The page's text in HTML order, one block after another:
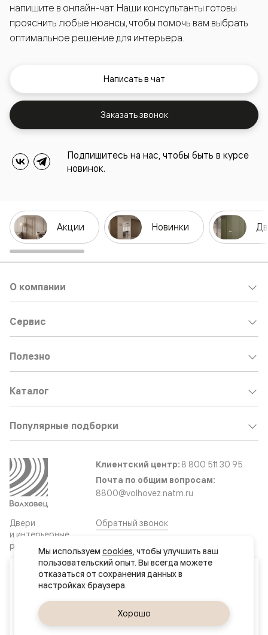
Ваш город
напишите в онлайн-чат. Наши консультанты готовы
прояснить любые нюансы, чтобы помочь вам выбрать
оптимальное решение для интерьера.
Написать в чат
Заказать звонок
Подпишитесь на нас, чтобы быть в курсе
новинок.
Акции Новинки
Двери
и интерьерные
решения
О компании
Сервис
Полезно
Каталог
Популярные подборки
Клиентский центр: 8 800 511 30 95
Почта по общим вопросам:
8800@volhovez.natm.ru
Обратный звонок
Сайт не является публичной офертой
Правовая информация
Дизайн сайта совместно с агентством
Супрематика
Мы используем cookies, чтобы улучшить ваш
пользовательский опыт. Вы всегда можете
отказаться от сохранения данных в
Хорошо